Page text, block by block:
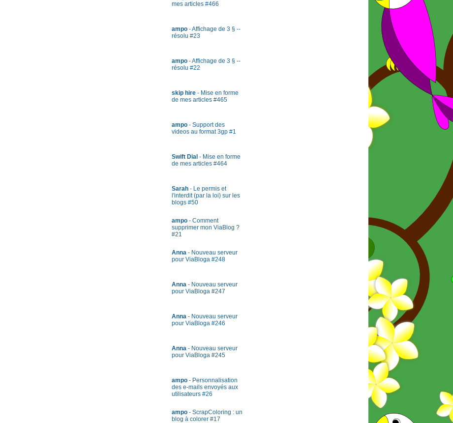
mes articles #466
ampo - Affichage de 3 § --
résolu #23
ampo - Affichage de 3 § --
résolu #22
skip hire - Mise en forme
de mes articles #465
ampo - Support des
videos au format 3gp #1
Swift Dial - Mise en forme
de mes articles #464
Sarah - Le permis et
l'interdit (par la loi) sur les
blogs #50
ampo - Comment
supprimer mon ViaBlog ?
#21
Anna - Nouveau serveur
pour ViaBloga #248
Anna - Nouveau serveur
pour ViaBloga #247
Anna - Nouveau serveur
pour ViaBloga #246
Anna - Nouveau serveur
pour ViaBloga #245
ampo - Personnalisation
des e-mails envoyés aux
utilisateurs #26
ampo - ScrapColoring : un
blog à colorer #17